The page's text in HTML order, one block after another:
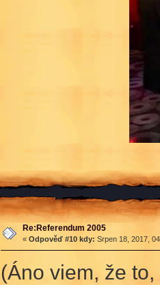
Re:Referendum 2005
« Odpověď #10 kdy: Srpen 18, 2017,
(Áno viem, že